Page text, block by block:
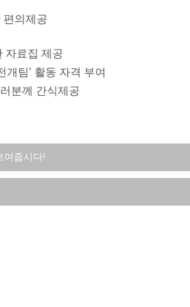
편의제공
자료집 제공
개팀’ 활동 자격 부여
분께 간식제공
여줍시다!